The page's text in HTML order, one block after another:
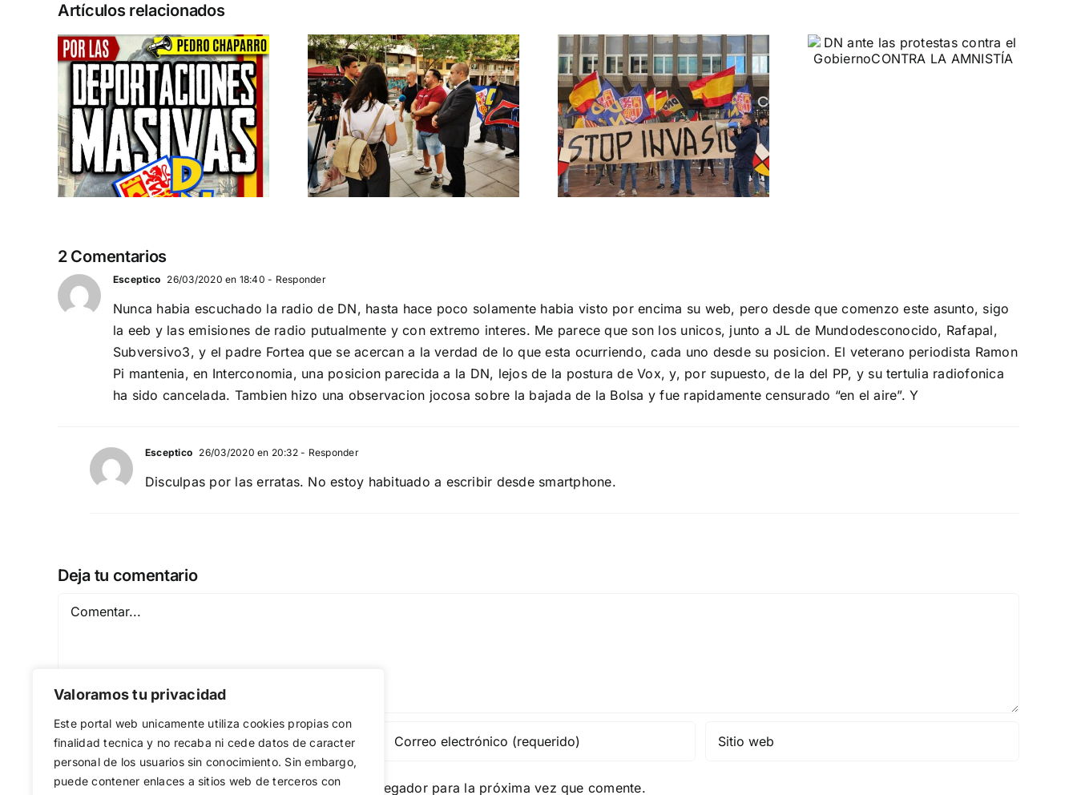
Valoramos tu privacidad
Este portal web unicamente utiliza cookies propias con
finalidad tecnica y no recaba ni cede datos de caracter
personal de los usuarios sin conocimiento. Sin embargo,
puede contener enlaces a sitios web de terceros con
Artículos relacionados
Acto en Barcelona:
España y Serbia
contra el
separatismo
globalista
11 DE SEPTIEMBRE: DN EN BARCELONA
Crónica acto DN
contra la invasión
migratoria y el
gran reemplazo
MADRID 4 DE NOVIEMBRE
DN ante las
protestas contra el
Gobierno
CONTRA LA AMNISTÍA
2 Comentarios
Esceptico 26/03/2020 en 18:40 - Responder
Nunca habia escuchado la radio de DN, hasta hace poco solamente habia visto por encima su web, pero desde que comenzo este asunto, sigo
la eeb y las emisiones de radio putualmente y con extremo interes. Me parece que son los unicos, junto a JL de Mundodesconocido, Rafapal,
Subversivo3, y el padre Fortea que se acercan a la verdad de lo que esta ocurriendo, cada uno desde su posicion. El veterano periodista Ramon
Pi mantenia, en Interconomia, una posicion parecida a la DN, lejos de la postura de Vox, y, por supuesto, de la del PP, y su tertulia radiofonica
ha sido cancelada. Tambien hizo una observacion jocosa sobre la bajada de la Bolsa y fue rapidamente censurado “en el aire”. Y
Esceptico 26/03/2020 en 20:32- Responder
Disculpas por las erratas. No estoy habituado a escribir desde smartphone.
Deja tu comentario
Comentar
Guardar mi nombre, email y sitio web en este navegador para la próxima vez que comente.